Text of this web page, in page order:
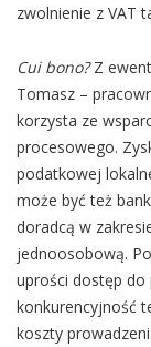
zwolnienie z VAT
Cui bono?Z
Tomasz –
korzysta ze
procesowego.
podatkowej
może być też
doradcą w
jednoosobową.
uprości dostęp do
konkurencyjność
koszty